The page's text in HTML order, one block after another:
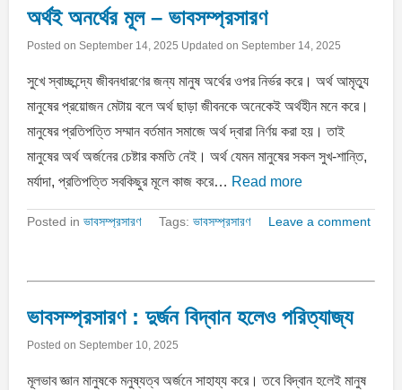
অর্থই অনর্থের মূল – ভাবসম্প্রসারণ
Posted on September 14, 2025 Updated on September 14, 2025
সুখে স্বাচ্ছন্দ্যে জীবনধারণের জন্য মানুষ অর্থের ওপর নির্ভর করে। অর্থ আমৃত্যু
মানুষের প্রয়োজন মেটায় বলে অর্থ ছাড়া জীবনকে অনেকেই অর্থহীন মনে করে।
মানুষের প্রতিপত্তি সম্মান বর্তমান সমাজে অর্থ দ্বারা নির্ণয় করা হয়। তাই
মানুষের অর্থ অর্জনের চেষ্টার কমতি নেই। অর্থ যেমন মানুষের সকল সুখ-শান্তি,
মর্যাদা, প্রতিপত্তি সবকিছুর মূলে কাজ করে… Read more
Posted in ভাবসম্প্রসারণ Tags: ভাবসম্প্রসারণ Leave a comment
ভাবসম্প্রসারণ : দুর্জন বিদ্বান হলেও পরিত্যাজ্য
Posted on September 10, 2025
মূলভাব জ্ঞান মানুষকে মনুষ্যত্ব অর্জনে সাহায্য করে। তবে বিদ্বান হলেই মানুষ